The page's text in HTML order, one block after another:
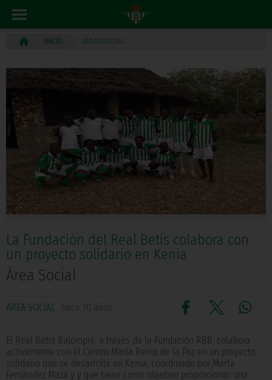
INICIO AREA20SOCIAL
La Fundación del Real Betis colabora con
un proyecto solidario en Kenia
Área Social
AREA SOCIAL hace 10 años
El Real Betis Balompié, a través de la Fundación RBB, colabora
activamente con el Centro María Reina de la Paz en un proyecto
solidario que se desarrolla en Kenia, coordinado por Marta
Fernández Maza y y que tiene como objetivo proporcionar una